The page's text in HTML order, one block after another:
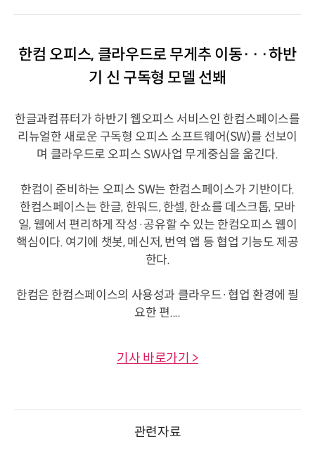
한컴 오피스, 클라우드로 무게추 이동···하반
기 신 구독형 모델 선봬
한글과컴퓨터가 하반기 웹오피스 서비스인 한컴스페이스를
리뉴얼한 새로운 구독형 오피스 소프트웨어(SW)를 선보이
며 클라우드로 오피스 SW사업 무게중심을 옮긴다.
한컴이 준비하는 오피스 SW는 한컴스페이스가 기반이다.
한컴스페이스는 한글, 한워드, 한셀, 한쇼를 데스크톱, 모바
일, 웹에서 편리하게 작성·공유할 수 있는 한컴오피스 웹이
핵심이다. 여기에 챗봇, 메신저, 번역 앱 등 협업 기능도 제공
한다.
한컴은 한컴스페이스의 사용성과 클라우드·협업 환경에 필
요한 편....
기사 바로가기 >
관련자료